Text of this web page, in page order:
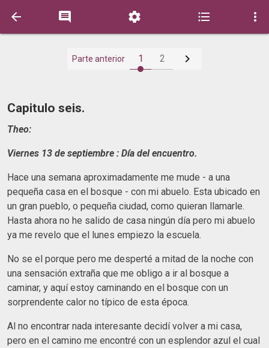
    
Parte anterior 1 2 
Capitulo seis.
Theo:
Viernes 13 de septiembre : Día del encuentro.
Hace una semana aproximadamente me mude - a una
pequeña casa en el bosque - con mi abuelo. Esta ubicado en
un gran pueblo, o pequeña ciudad, como quieran llamarle.
Hasta ahora no he salido de casa ningún día pero mi abuelo
ya me revelo que el lunes empiezo la escuela.
No se el porque pero me desperté a mitad de la noche con
una sensación extraña que me obligo a ir al bosque a
caminar, y aquí estoy caminando en el bosque con un
sorprendente calor no típico de esta época.
Al no encontrar nada interesante decidí volver a mi casa,
pero en el camino me encontré con un esplendor azul el cual